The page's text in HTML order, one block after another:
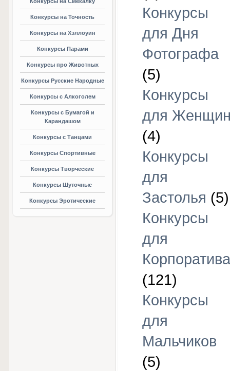
Конкурсы на Точность
Конкурсы на Хэллоуин
Конкурсы Парами
Конкурсы про Животных
Конкурсы Русские Народные
Конкурсы с Алкоголем
Конкурсы с Бумагой и
Карандашом
Конкурсы с Танцами
Конкурсы Спортивные
Конкурсы Творческие
Конкурсы Шуточные
Конкурсы Эротические
Конкурсы
для Дня
Фотографа
(5)
Конкурсы
для
(4)
Конкурсы
для
Застолья (5)
Конкурсы
для
Корпоратива
(121)
Конкурсы
для
Мальчиков
(5)